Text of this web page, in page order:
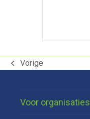
previous
Vorige
Voor organisaties